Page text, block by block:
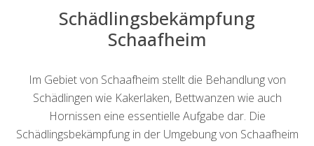
Schädlingsbekämpfung
Schaafheim
Im Gebiet von Schaafheim stellt die Behandlung von
Schädlingen wie Kakerlaken, Bettwanzen wie auch
Hornissen eine essentielle Aufgabe dar. Die
Schädlingsbekämpfung in der Umgebung von Schaafheim